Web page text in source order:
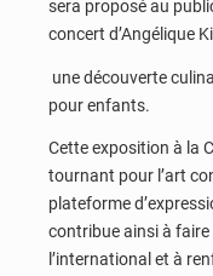
sera proposé au
concert d’Angélique
une découverte
pour enfants.
Cette exposition à la
tournant pour l’art
plateforme
contribue ainsi à
l’international et à